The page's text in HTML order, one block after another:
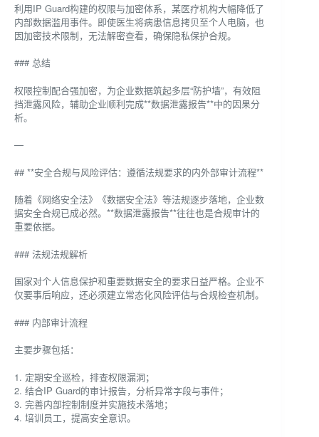
利用IP Guard构建的权限与加密体系，某医疗机构大幅降低了
内部数据滥用事件。即使医生将病患信息拷贝至个人电脑，也
因加密技术限制，无法解密查看，确保隐私保护合规。
### 总结
权限控制配合强加密，为企业数据筑起多层“防护墙”，有效阻
挡泄露风险，辅助企业顺利完成**数据泄露报告**中的因果分
析。
—
## **安全合规与风险评估：遵循法规要求的内外部审计流程**
随着《网络安全法》《数据安全法》等法规逐步落地，企业数
据安全合规已成必然。**数据泄露报告**往往也是合规审计的
重要依据。
### 法规法规解析
国家对个人信息保护和重要数据安全的要求日益严格。企业不
仅要事后响应，还必须建立常态化风险评估与合规检查机制。
### 内部审计流程
主要步骤包括：
1. 定期安全巡检，排查权限漏洞；
2. 结合IP Guard的审计报告，分析异常字段与事件；
3. 完善内部控制制度并实施技术落地；
4. 培训员工，提高安全意识。